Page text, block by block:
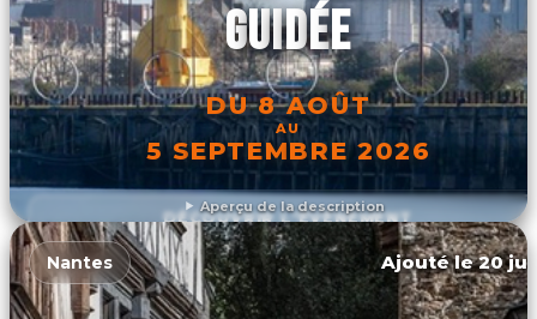
Aperçu de la description
GUIDÉE
DU 8 AOÛT
AU
5 SEPTEMBRE 2026
DÉCOUVRIR L'ÉVÉNEMENT
Nantes Ajouté le 20